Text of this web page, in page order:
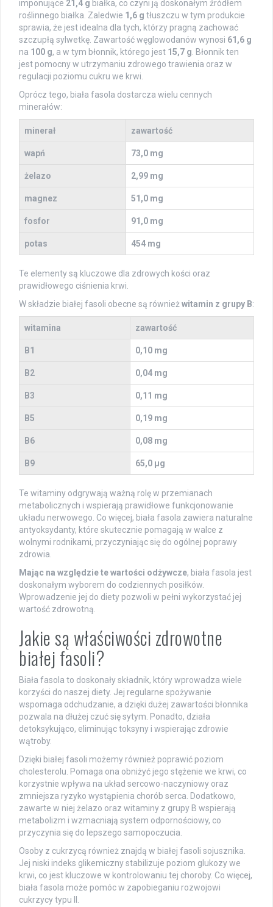
imponujące 21,4 g białka, co czyni ją doskonałym źródłem
roślinnego białka. Zaledwie 1,6 g tłuszczu w tym produkcie
sprawia, że jest idealna dla tych, którzy pragną zachować
szczupłą sylwetkę. Zawartość węglowodanów wynosi 61,6 g
na 100 g, a w tym błonnik, którego jest 15,7 g. Błonnik ten
jest pomocny w utrzymaniu zdrowego trawienia oraz w
regulacji poziomu cukru we krwi.
Oprócz tego, biała fasola dostarcza wielu cennych
minerałów:
minerał zawartość
wapń 73,0 mg
żelazo 2,99 mg
magnez 51,0 mg
fosfor 91,0 mg
potas 454 mg
Te elementy są kluczowe dla zdrowych kości oraz
prawidłowego ciśnienia krwi.
W składzie białej fasoli obecne są równieżwitamin z grupy B:
witamina zawartość
B1 0,10 mg
B2 0,04 mg
B3 0,11 mg
B5 0,19 mg
B6 0,08 mg
B9 65,0 µg
Te witaminy odgrywają ważną rolę w przemianach
metabolicznych i wspierają prawidłowe funkcjonowanie
układu nerwowego. Co więcej, biała fasola zawiera naturalne
antyoksydanty, które skutecznie pomagają w walce z
wolnymi rodnikami, przyczyniając się do ogólnej poprawy
zdrowia.
Mając na względzie te wartości odżywcze, biała fasola jest
doskonałym wyborem do codziennych posiłków.
Wprowadzenie jej do diety pozwoli w pełni wykorzystać jej
wartość zdrowotną.
Jakie są właściwości zdrowotne
białej fasoli?
Biała fasola to doskonały składnik, który wprowadza wiele
korzyści do naszej diety. Jej regularne spożywanie
wspomaga odchudzanie, a dzięki dużej zawartości błonnika
pozwala na dłużej czuć się sytym. Ponadto, działa
detoksykująco, eliminując toksyny i wspierając zdrowie
wątroby.
Dzięki białej fasoli możemy również poprawić poziom
cholesterolu. Pomaga ona obniżyć jego stężenie we krwi, co
korzystnie wpływa na układ sercowo-naczyniowy oraz
zmniejsza ryzyko wystąpienia chorób serca. Dodatkowo,
zawarte w niej żelazo oraz witaminy z grupy B wspierają
metabolizm i wzmacniają system odpornościowy, co
przyczynia się do lepszego samopoczucia.
Osoby z cukrzycą również znajdą w białej fasoli sojusznika.
Jej niski indeks glikemiczny stabilizuje poziom glukozy we
krwi, co jest kluczowe w kontrolowaniu tej choroby. Co więcej,
biała fasola może pomóc w zapobieganiu rozwojowi
cukrzycy typu II.